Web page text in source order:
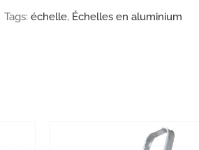
Tags: échelle, Échelles en aluminium